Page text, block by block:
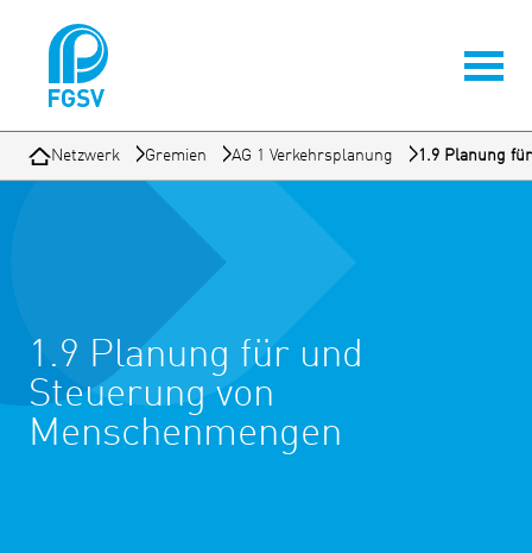
Netzwerk Gremien AG 1 Verkehrsplanung 1.9 Planung
1.9 Planung für und
Steuerung von
Menschenmengen